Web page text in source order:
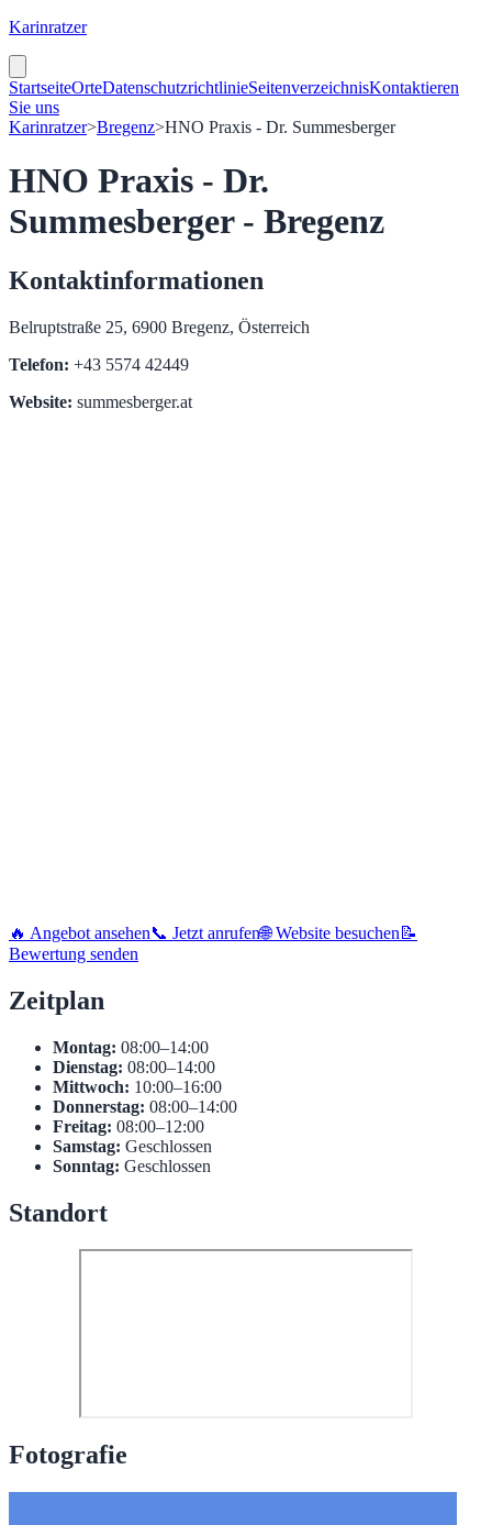
Karinratzer
StartseiteOrteDatenschutzrichtlinieSeitenverzeichnisKontaktieren
Sie uns
Karinratzer>Bregenz>HNO Praxis - Dr. Summesberger
HNO Praxis - Dr.
Summesberger - Bregenz
Kontaktinformationen
Belruptstraße 25, 6900 Bregenz, Österreich
Telefon: +43 5574 42449
Website: summesberger.at
🔥 Angebot ansehen📞 Jetzt anrufen🌐 Website besuchen 📝
Bewertung senden
Zeitplan
Montag: 08:00–14:00
Dienstag: 08:00–14:00
Mittwoch: 10:00–16:00
Donnerstag: 08:00–14:00
Freitag: 08:00–12:00
Samstag: Geschlossen
Sonntag: Geschlossen
Standort
Fotografie